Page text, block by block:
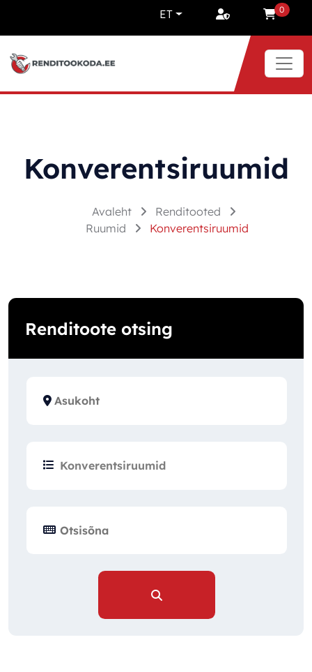
ET 0
Konverentsiruumid
Avaleht
Renditooted
Ruumid
Konverentsiruumid
Renditoote otsing